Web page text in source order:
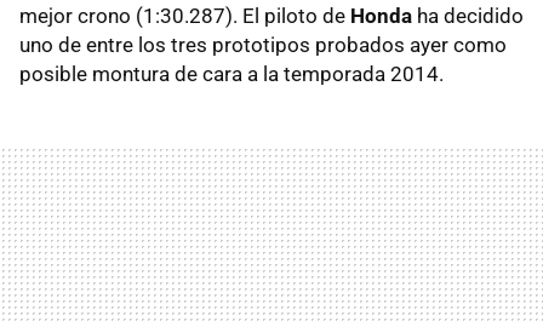
mejor crono (1:30.287). El piloto de Honda ha decidido
uno de entre los tres prototipos probados ayer como
posible montura de cara a la temporada 2014.